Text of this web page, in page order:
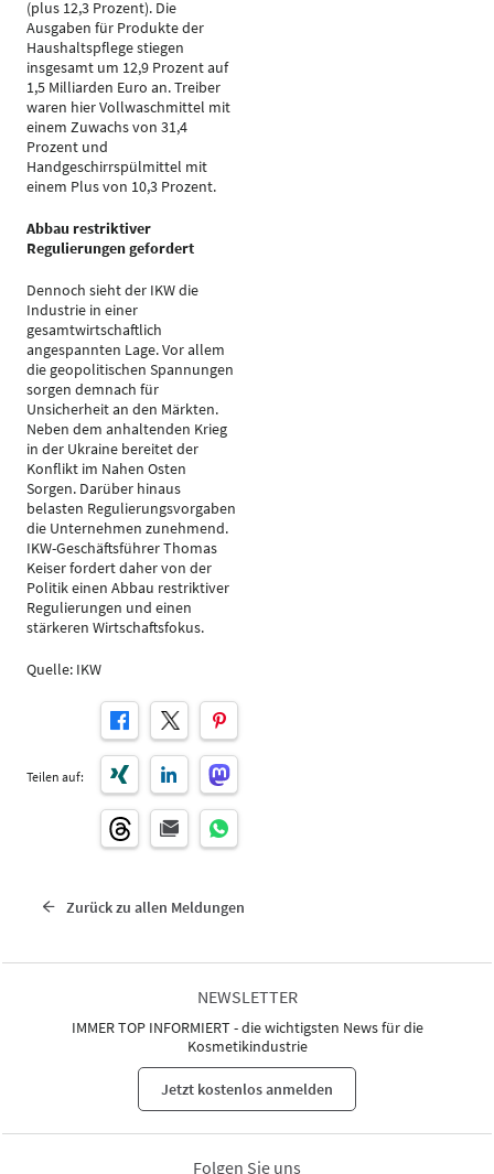
(plus 12,3 Prozent). Die
Ausgaben für Produkte der
Haushaltspflege stiegen
insgesamt um 12,9 Prozent auf
1,5 Milliarden Euro an. Treiber
waren hier Vollwaschmittel mit
einem Zuwachs von 31,4
Prozent und
Handgeschirrspülmittel mit
einem Plus von 10,3 Prozent.
Abbau restriktiver
Regulierungen gefordert
Dennoch sieht der IKW die
Industrie in einer
gesamtwirtschaftlich
angespannten Lage. Vor allem
die geopolitischen Spannungen
sorgen demnach für
Unsicherheit an den Märkten.
Neben dem anhaltenden Krieg
in der Ukraine bereitet der
Konflikt im Nahen Osten
Sorgen. Darüber hinaus
belasten Regulierungsvorgaben
die Unternehmen zunehmend.
IKW-Geschäftsführer Thomas
Keiser fordert daher von der
Politik einen Abbau restriktiver
Regulierungen und einen
stärkeren Wirtschaftsfokus.
Quelle: IKW
Teilen auf:
Zurück zu allen Meldungen
NEWSLETTER
IMMER TOP INFORMIERT - die wichtigsten News für die
Kosmetikindustrie
Jetzt kostenlos anmelden
Folgen Sie uns